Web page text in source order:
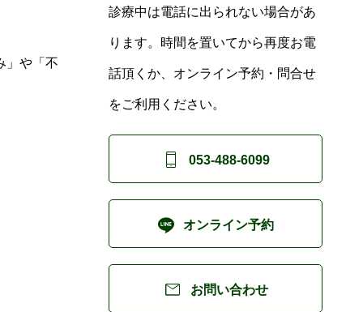
」や「不
診療中は電話に出られない場合があ
ります。時間を置いてから再度お電
話頂くか、オンライン予約・問合せ
をご利用ください。
 053-488-6099
 オンライン予約
 お問い合わせ